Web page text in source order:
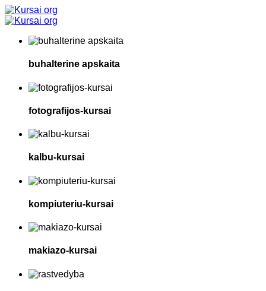
buhalterine apskaita
fotografijos-kursai
kalbu-kursai
kompiuteriu-kursai
makiazo-kursai